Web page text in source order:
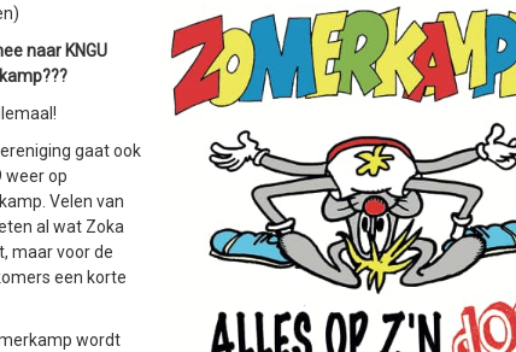
naar KNGU
gaat ook
weer op
Velen van
al wat Zoka
maar voor de
een korte
wordt